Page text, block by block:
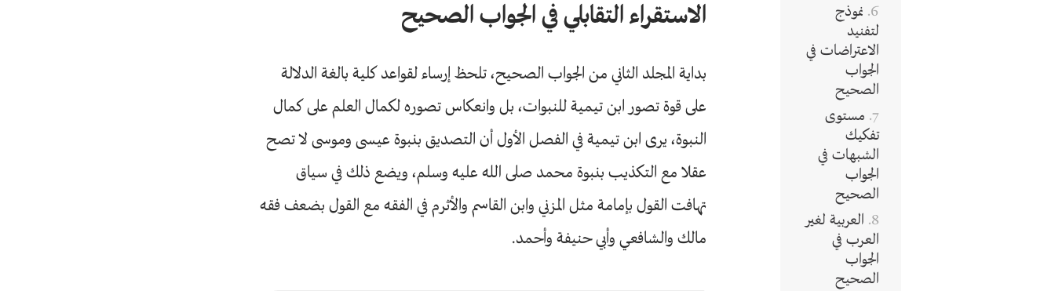
نموذج
لتفنيد
الاعتراضات في
الجواب
الصحيح
مستوى
تفكيك
الشبهات في
الجواب
الصحيح
العربية لغير
العرب في
الجواب
الصحيح
الاستقراء التقابلي في الجواب الصحيح
بداية المجلد الثاني من الجواب الصحيح، تلحظ إرساء لقواعد كلية بالغة الدلالة
على قوة تصور ابن تيمية للنبوات، بل وانعكاس تصوره لكمال العلم على كمال
النبوة، يرى ابن تيمية في الفصل الأول أن التصديق بنبوة عيسى وموسى لا تصح
عقلا مع التكذيب بنبوة محمد صلى الله عليه وسلم، ويضع ذلك في سياق
تهافت القول بإمامة مثل المزني وابن القاسم والأثرم في الفقه مع القول بضعف فقه
مالك والشافعي وأبي حنيفة وأحمد.